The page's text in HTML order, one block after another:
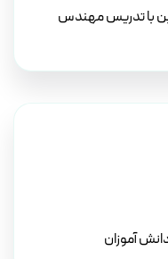
با تدریس مهندس
آموزان